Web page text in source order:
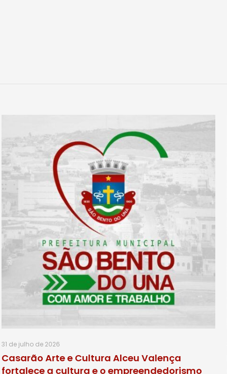
31 de julho de 2026
Casarão Arte e Cultura Alceu Valença
fortalece a cultura e o empreendedorismo